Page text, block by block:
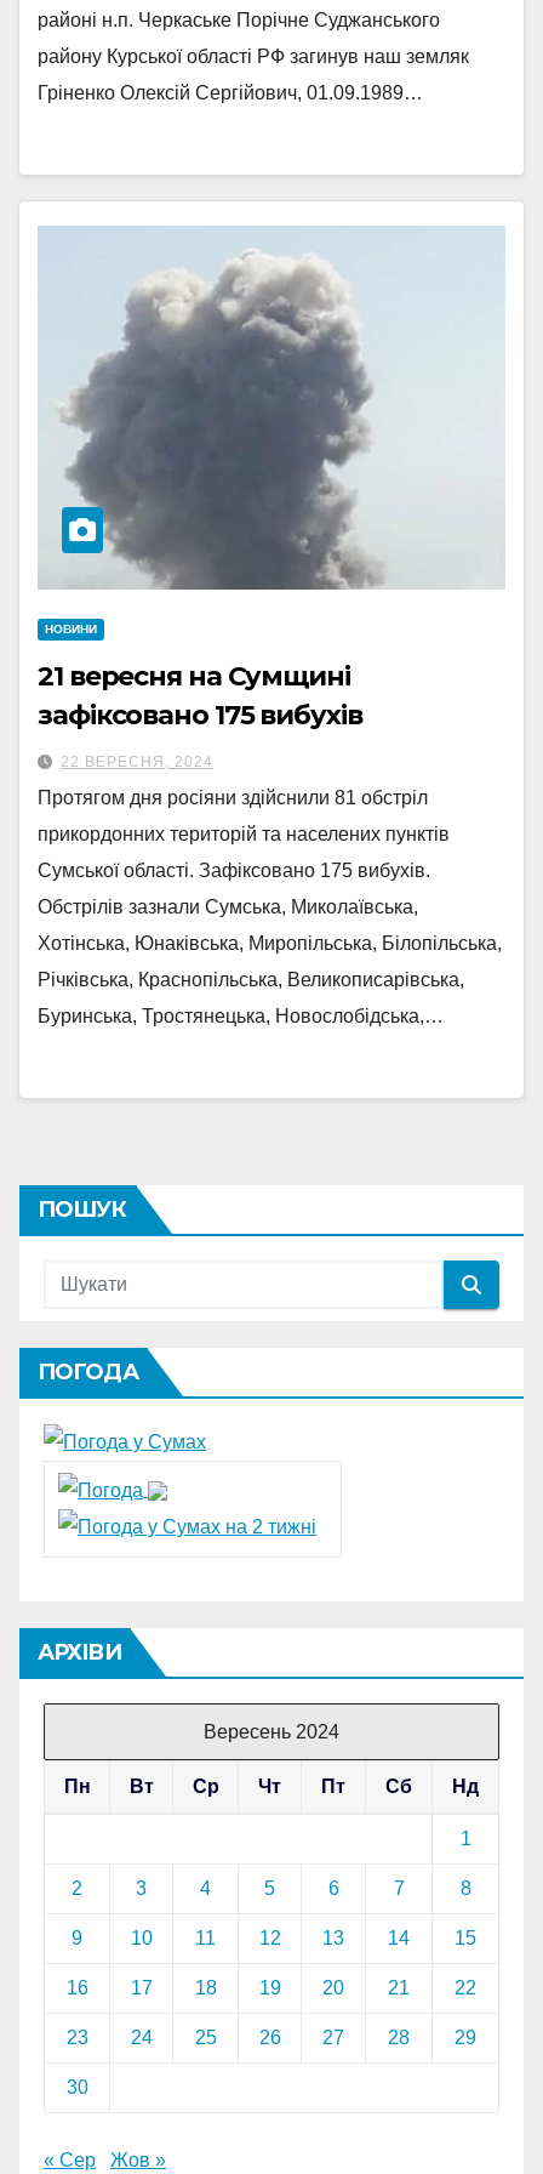
районі н.п. Черкаське Порічне Суджанського
району Курської області РФ загинув наш земляк
Гріненко Олексій Сергійович, 01.09.1989…
НОВИНИ
21 вересня на Сумщині
зафіксовано 175 вибухів
22 ВЕРЕСНЯ, 2024
Протягом дня росіяни здійснили 81 обстріл
прикордонних територій та населених пунктів
Сумської області. Зафіксовано 175 вибухів.
Обстрілів зазнали Сумська, Миколаївська,
Хотінська, Юнаківська, Миропільська, Білопільська,
Річківська, Краснопільська, Великописарівська,
Буринська, Тростянецька, Новослобідська,…
ПОШУК
ПОГОДА
АРХІВИ
Вересень 2024
Пн Вт Ср Чт Пт Сб Нд
1
2 3 4 5 6 7 8
9 10 11 12 13 14 15
16 17 18 19 20 21 22
23 24 25 26 27 28 29
30
« Сер Жов »